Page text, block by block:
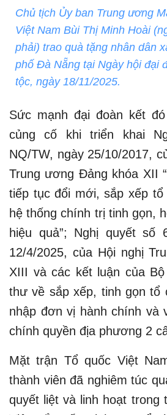
Chủ tịch Ủy ban Trung ương
Việt Nam Bùi Thị Minh Hoài
phải) trao quà tặng nhân dân
phố Đà Nẵng tại Ngày hội đại
tộc, ngày 18/11/2025.
Sức mạnh đại đoàn kết
củng cố khi triển khai
NQ/TW, ngày 25/10/2017,
Trung ương Đảng khóa XII
tiếp tục đổi mới, sắp xếp
hệ thống chính trị tinh gọn,
hiệu quả”; Nghị quyết số
12/4/2025, của Hội nghị
XIII và các kết luận của
thư về sắp xếp, tinh gọn tổ
nhập đơn vị hành chính và
chính quyền địa phương 2
Mặt trận Tổ quốc Việt
thành viên đã nghiêm túc
quyết liệt và linh hoạt trong